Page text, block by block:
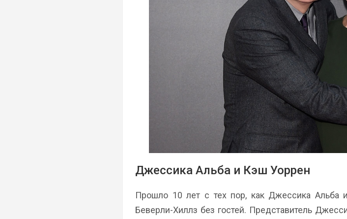
Джессика Альба и Кэш Уоррен
Прошло 10 лет с тех пор, как Джессика
Беверли-Хиллз без гостей. Представитель